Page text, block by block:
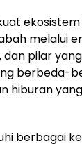
melalui
pilar
berbeda-
hiburan
berbagai